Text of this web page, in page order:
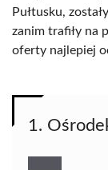
Pułtusku,
zanim trafiły na
oferty najlepiej
1.